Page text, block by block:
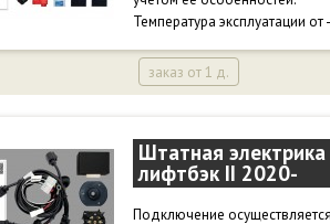
Температура эксплуатации от
заказ от 1 д.
Штатная
лифтбэк II 2020-
Подключение